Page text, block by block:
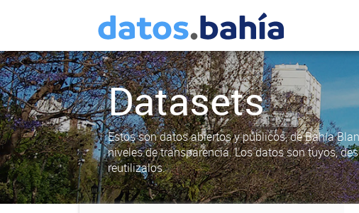
Datasets
Estos son datos abiertos y públicos, de Bahía
niveles de transparencia. Los datos son tuyos,
reutilizalos.